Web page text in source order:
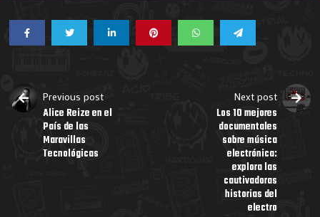
Previous post
Alice Reize en el
País de las
Maravillas
Tecnológicas
Next post
Los 10 mejores
documentales
sobre música
electrónica:
explora las
cautivadoras
historias del
electro